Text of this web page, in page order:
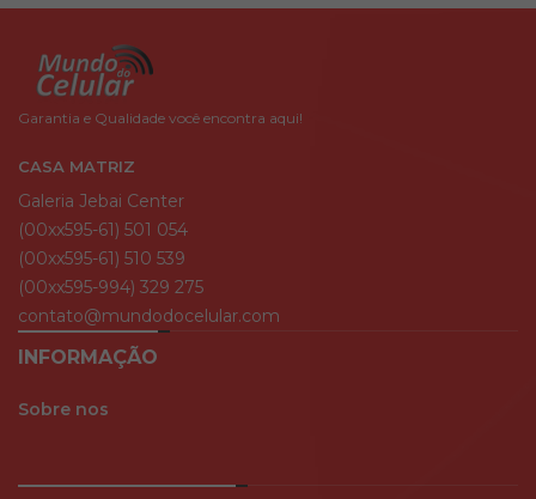
Garantia e Qualidade você encontra aqui!
CASA MATRIZ
Galeria Jebai Center
(00xx595-61) 501 054
(00xx595-61) 510 539
(00xx595-994) 329 275
contato@mundodocelular.com
INFORMAÇÃO
Sobre nos